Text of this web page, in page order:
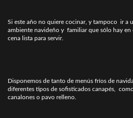
Si este año no quiere cocinar, y tampoco ir a
ambiente navideño y familiar que sólo hay en
cena lista para servir.
Disponemos de tanto de menús fríos de
diferentes tipos de sofisticados canapés,
canalones o pavo relleno.